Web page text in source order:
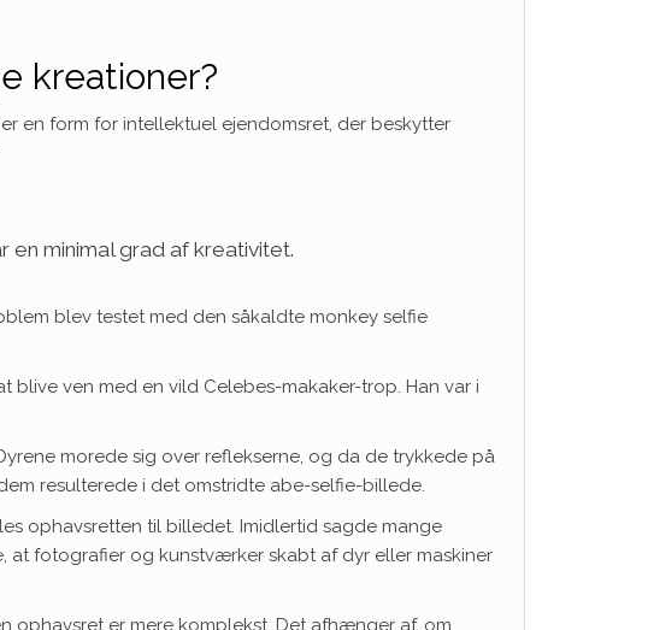
kreationer?
er en form for intellektuel ejendomsret, der beskytter
minimal grad af kreativitet.
blev testet med den såkaldte monkey selfie
ven med en vild Celebes-makaker-trop. Han var i
morede sig over reflekserne, og da de trykkede på
resulterede i det omstridte abe-selfie-billede.
ophavsretten til billedet. Imidlertid sagde mange
at fotografier og kunstværker skabt af dyr eller maskiner
ophavsret er mere komplekst. Det afhænger af, om